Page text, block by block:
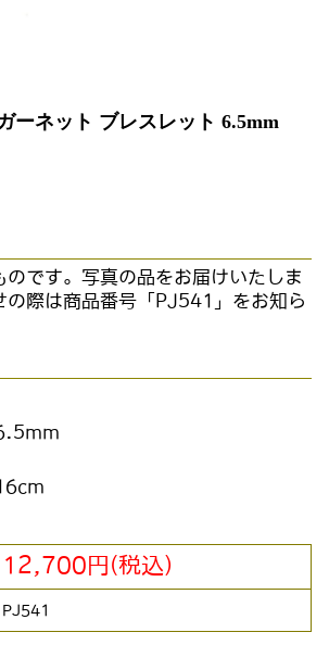
ーネット ブレスレット 6.5mm
のです。写真の品をお届けいたしま
の際は商品番号「PJ541」をお知ら
12,700円(税込)
PJ541